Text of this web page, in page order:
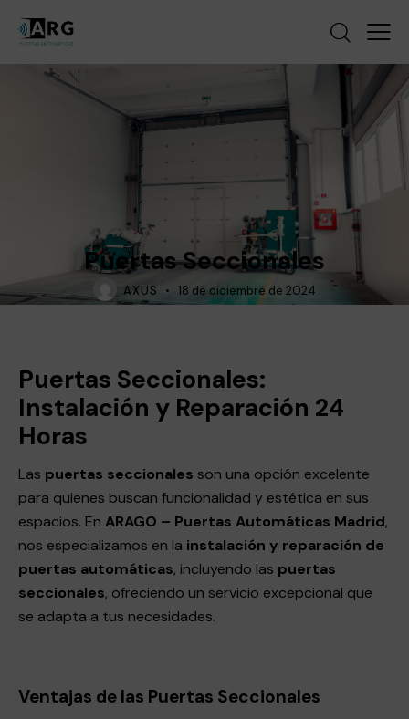
NOTICIAS PUERTAS AUTOMÁTICAS
Puertas Seccionales
AXUS 18 de diciembre de 2024
Puertas Seccionales:
Instalación y Reparación 24
Horas
Las puertas seccionales son una opción excelente
para quienes buscan funcionalidad y estética en sus
espacios. En ARAGO – Puertas Automáticas Madrid,
nos especializamos en la instalación y reparación de
puertas automáticas, incluyendo las puertas
seccionales, ofreciendo un servicio excepcional que
se adapta a tus necesidades.
Ventajas de las Puertas Seccionales